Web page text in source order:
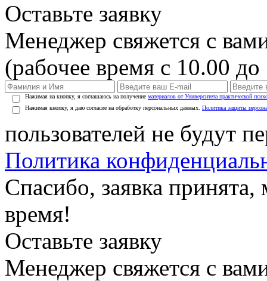
Оставьте заявку
Менеджер свяжется с
(рабочее время с 10.00
Нажимая на кнопку, я соглашаюсь на получение материалов от Университета практической
Нажимая кнопку, я даю согласие на обработку персональных данных. Политика защиты
пользователей не будут
Политика
Спасибо, заявка
время!
Оставьте заявку
Менеджер свяжется с